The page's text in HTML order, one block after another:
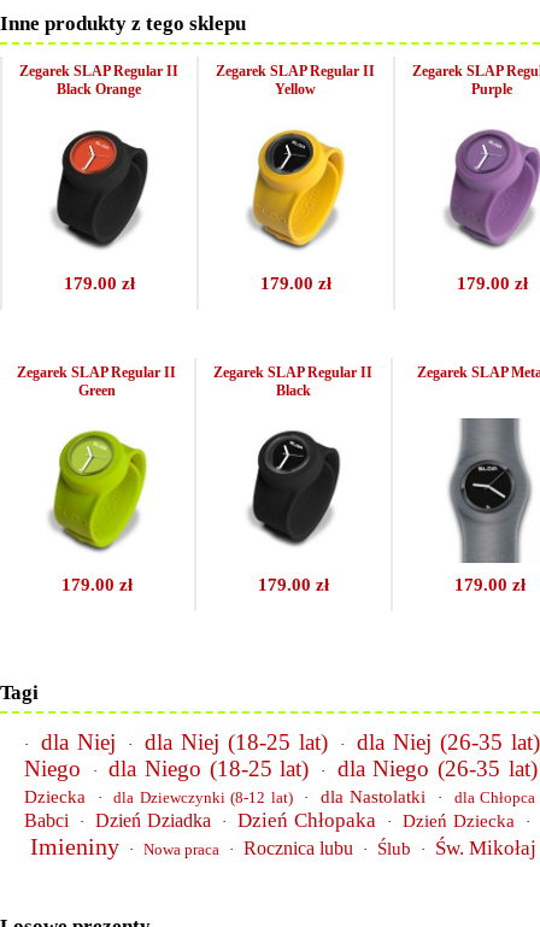
Inne produkty z tego sklepu
179.00 zł
Zegarek SLAP Regular II
Black Orange
179.00 zł
Zegarek SLAP Regular II
Yellow
179.00 zł
Zegarek SLAP
Purple
179.00 zł
Zegarek SLAP Regular II
Green
179.00 zł
Zegarek SLAP Regular II
Black
179.00 zł
Zegarek SLAP
Tagi
· dla Niej · dla Niej (18-25 lat) ·
dla Niej (26-35 lat)
Niego
· dla Niego (18-25 lat) · dla Niego (26-35 lat)
Dziecka · dla Dziewczynki (8-12 lat) · dla Nastolatki · dla
Babci · Dzień Dziadka · Dzień Chłopaka · Dzień Dziecka ·
Imieniny · Nowa praca · Rocznica lubu · Ślub · Św. Mikołaj